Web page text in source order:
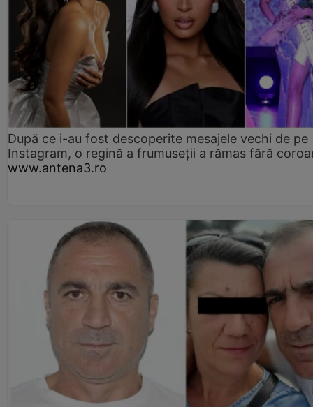
După ce i-au fost descoperite mesajele vechi de pe
Instagram, o regină a frumuseții a rămas fără
www.antena3.ro